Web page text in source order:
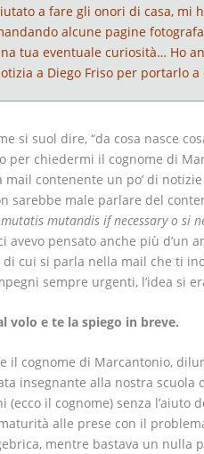
a fare gli onori di casa, mi
alcune pagine
tua eventuale curiosità… Ho
a Diego Friso per portarlo
si suol dire, “da cosa nasce
per chiedermi il cognome di
mail contenente un po’ di
sarebbe male parlare del
mutandis if necessary o si
avevo pensato anche più d’un
cui si parla nella mail che ti
sempre urgenti, l’idea si
volo e te la spiego in breve.
il cognome di Marcantonio,
insegnante alla nostra
(ecco il cognome) senza
alle prese con il
mentre bastava un nulla